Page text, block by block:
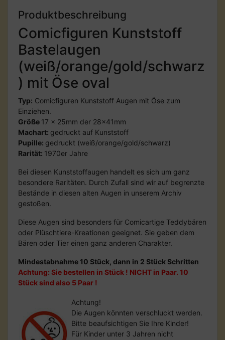
Produktbeschreibung
Comicfiguren Kunststoff
Bastelaugen
(weiß/orange/gold/schwarz
) mit Öse oval
Typ: Comicfiguren Kunststoff Augen mit Öse zum
Einziehen.
Größe 17 x 25mm der 28x41mm
Machart: gedruckt auf Kunststoff
Pupille: gedruckt (weiß/orange/gold/schwarz)
Rarität: 1970er Jahre
Bei diesen Kunststoffaugen handelt es sich um ganz
besondere Raritäten. Durch Zufall sind wir auf begrenzte
Bestände in diesen alten Augen in unserem Archiv
gestoßen.
Diese Augen sind besonders für Comicartige Teddybären
oder Plüschtiere-Kreationen geeignet. Sie geben dem
Bären oder Tier einen ganz anderen Charakter.
Mindestabnahme 10 Stück, dann in 2 Stück Schritten
Achtung: Sie bestellen in Stück ! NICHT in Paar. 10
Stück sind also 5 Paar !
Achtung!
Die Augen könnten verschluckt werden.
Bitte beaufsichtigen Sie Ihre Kinder!
Für Kinder unter 3 Jahren nicht